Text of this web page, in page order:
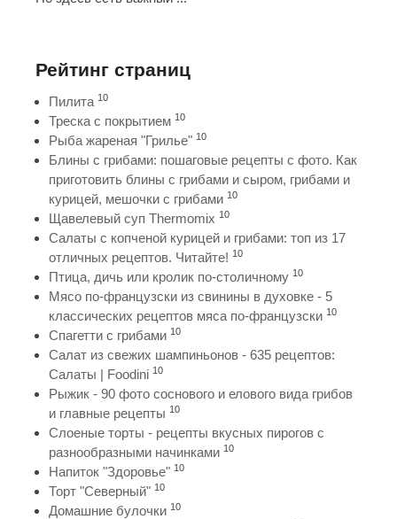
Рейтинг страниц
Пилита 10
Треска с покрытием 10
Рыба жареная "Грилье" 10
Блины с грибами: пошаговые рецепты с фото. Как
приготовить блины с грибами и сыром, грибами и
курицей, мешочки с грибами 10
Щавелевый суп Thermomix 10
Салаты с копченой курицей и грибами: топ из 17
отличных рецептов. Читайте! 10
Птица, дичь или кролик по-столичному 10
Мясо по-французски из свинины в духовке - 5
классических рецептов мяса по-французски 10
Спагетти с грибами 10
Салат из свежих шампиньонов - 635 рецептов:
Салаты | Foodini 10
Рыжик - 90 фото соснового и елового вида грибов
и главные рецепты 10
Слоеные торты - рецепты вкусных пирогов с
разнообразными начинками 10
Напиток "Здоровье" 10
Торт "Северный" 10
Домашние булочки 10